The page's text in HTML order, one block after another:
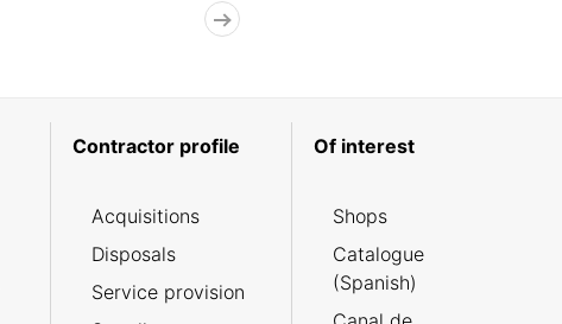
Contractor profile
Acquisitions
Disposals
Service provision
Of interest
Shops
Catalogue
(Spanish)